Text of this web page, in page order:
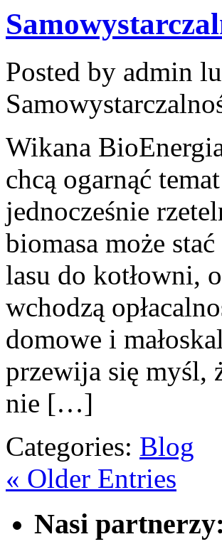
Posted by admin
Wikana
chcą ogarnąć
jednocześnie
biomasa może
lasu do kotłowni,
wchodzą
domowe i
przewija się myśl,
nie […]
Categories: Blog
« Older Entries
Nasi partnerzy: